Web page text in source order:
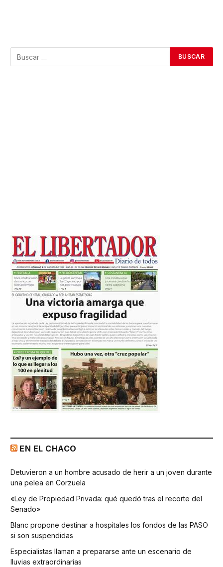
EN EL CHACO
Detuvieron a un hombre acusado de herir a un joven durante
una pelea en Corzuela
«Ley de Propiedad Privada: qué quedó tras el recorte del
Senado»
Blanc propone destinar a hospitales los fondos de las PASO
si son suspendidas
Especialistas llaman a prepararse ante un escenario de
lluvias extraordinarias